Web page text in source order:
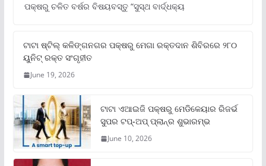
ପକ୍ଷରୁ ଚଳିତ ବର୍ଷର ବିଷୟବସ୍ତୁ “ସୁସ୍ଥ ବାର୍ଦ୍ଧକ୍ୟ
ଟାଟା ଷ୍ଟିଲ୍‌ କଳିଙ୍ଗନଗର ପକ୍ଷରୁ ମେଗା ରକ୍ତଦାନ ଶିବିରରେ ୨୮୦
ୟୁନିଟ୍‌ ରକ୍ତ ସଂଗୃହୀତ
June 19, 2026
ଟାଟା ଏଆଇଜି ପକ୍ଷରୁ ମେଡିକେୟାର ରିଜର୍ଭ
ସୁପର ଟପ୍‌-ଅପ୍ ପ୍ଲାନ୍‌ର ଶୁଭାରମ୍ଭ
June 10, 2026